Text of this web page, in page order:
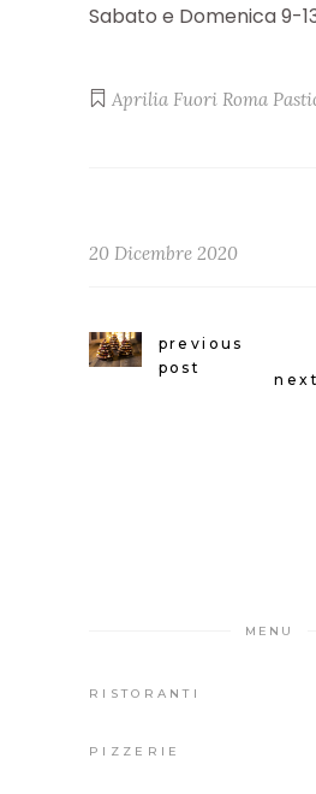
Sabato e Domenica 9-
Aprilia Fuori Roma
20 Dicembre 2020
previous
post
MENU
RISTORANTI
PIZZERIE